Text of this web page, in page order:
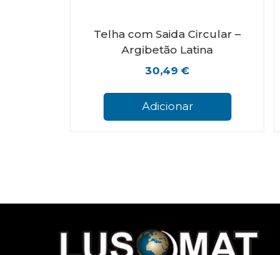
Telha com Saida Circular –
Argibetão Latina
30,49€
Adicionar